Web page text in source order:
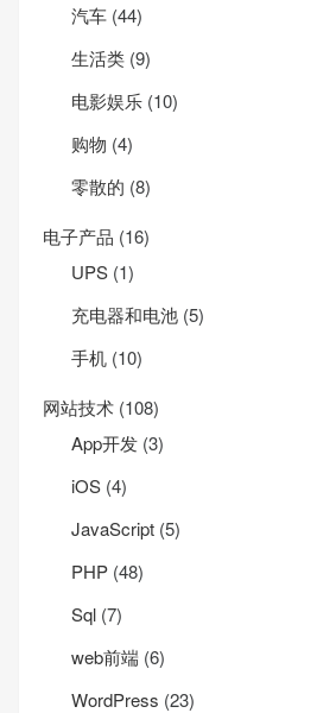
汽车 (44)
生活类 (9)
电影娱乐 (10)
购物 (4)
零散的 (8)
电子产品 (16)
UPS (1)
充电器和电池 (5)
手机 (10)
网站技术 (108)
App开发 (3)
iOS (4)
JavaScript (5)
PHP (48)
Sql (7)
web前端 (6)
WordPress (23)